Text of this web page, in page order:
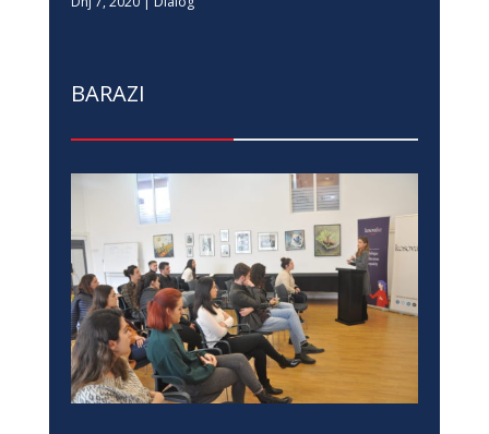
BARAZI